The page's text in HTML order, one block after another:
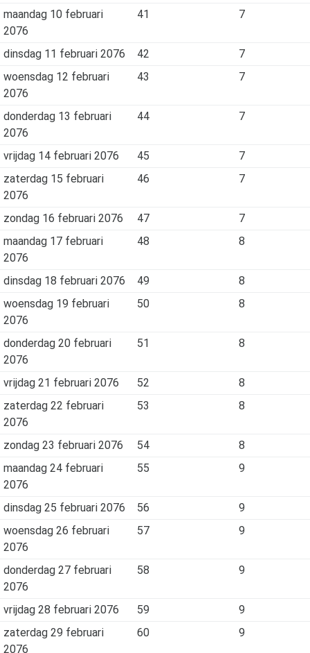
maandag 10 februari
2076
41 7
dinsdag 11 februari 2076 42
7
woensdag 12 februari
2076
43 7
donderdag 13 februari
2076
44 7
vrijdag 14 februari 2076 45
7
zaterdag 15 februari
2076
46 7
zondag 16 februari 2076 47
7
maandag 17 februari
2076
48 8
dinsdag 18 februari 2076 49
8
woensdag 19 februari
2076
50 8
donderdag 20 februari
2076
51 8
vrijdag 21 februari 2076 52
8
zaterdag 22 februari
2076
53 8
zondag 23 februari 2076 54
8
maandag 24 februari
2076
55 9
dinsdag 25 februari 2076 56
9
woensdag 26 februari
2076
57 9
donderdag 27 februari
2076
58 9
vrijdag 28 februari 2076 59
9
zaterdag 29 februari
2076
60 9